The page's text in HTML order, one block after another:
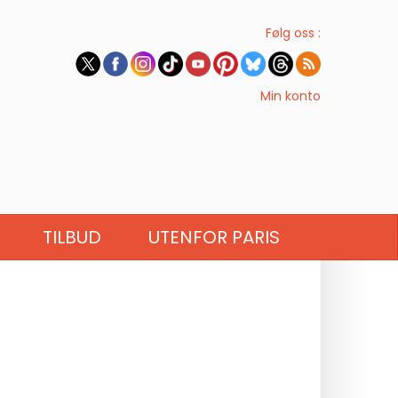
Følg oss :
Min konto
TILBUD UTENFOR PARIS